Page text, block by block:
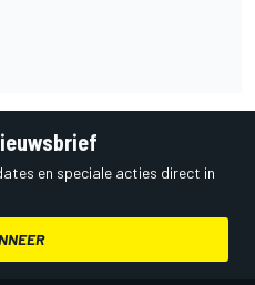
en speciale acties direct in